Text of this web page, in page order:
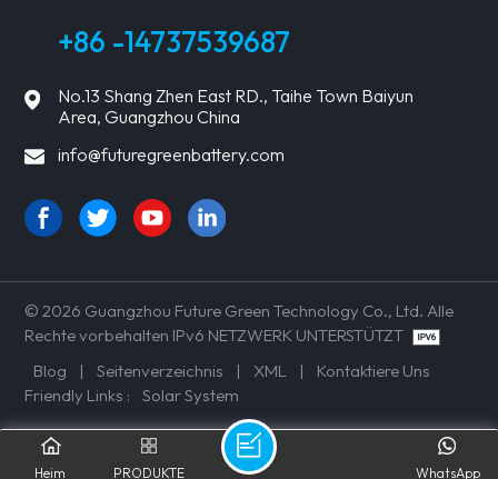
+86 -14737539687
No.13 Shang Zhen East RD., Taihe Town Baiyun
Area, Guangzhou China
info@futuregreenbattery.com
© 2026 Guangzhou Future Green Technology Co., Ltd. Alle
Rechte vorbehalten IPv6 NETZWERK UNTERSTÜTZT
Blog
| Seitenverzeichnis | XML |
Kontaktiere Uns
Friendly Links :
Solar System
Heim PRODUKTE WhatsApp